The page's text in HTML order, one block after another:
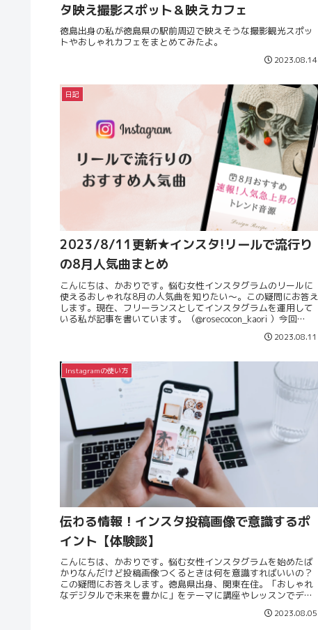
タ映え撮影スポット＆映えカフェ
徳島出身の私が徳島県の駅前周辺で映えそうな撮影観光スポッ
トやおしゃれカフェをまとめてみたよ。
2023.08.14
日記
2023/8/11更新★インスタ!リールで流行り
の8月人気曲まとめ
こんにちは、かおりです。悩む女性インスタグラムのリールに
使えるおしゃれな8月の人気曲を知りたい〜。この疑問にお答え
します。現在、フリーランスとしてインスタグラムを運用して
いる私が記事を書いています。（@rosecocon_kaori ）今回
2023.08.11
Instagramの使い方
伝わる情報！インスタ投稿画像で意識するポ
イント【体験談】
こんにちは、かおりです。悩む女性インスタグラムを始めたば
かりなんだけど投稿画像つくるときは何を意識すればいいの？
この疑問にお答えします。徳島県出身、関東在住。「おしゃれ
なデジタルで未来を豊かに」をテーマに講座やレッスンでデジ
2023.08.05